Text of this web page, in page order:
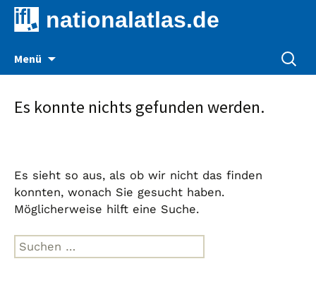
nationalatlas.de
Menü
Suche
nach:
Es konnte nichts gefunden werden.
Es sieht so aus, als ob wir nicht das finden
konnten, wonach Sie gesucht haben.
Möglicherweise hilft eine Suche.
Suche
nach: